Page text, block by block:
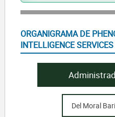
ORGANIGRAMA DE
INTELLIGENCE
Del Moral